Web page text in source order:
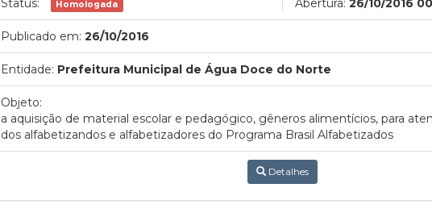
Status: Homologada Abertura: 26/10/2016
Publicado em: 26/10/2016
Entidade: Prefeitura Municipal de Água Doce do Norte
Objeto:
a aquisição de material escolar e pedagógico, gêneros alimentícios, para
dos alfabetizandos e alfabetizadores do Programa Brasil Alfabetizados
Detalhes